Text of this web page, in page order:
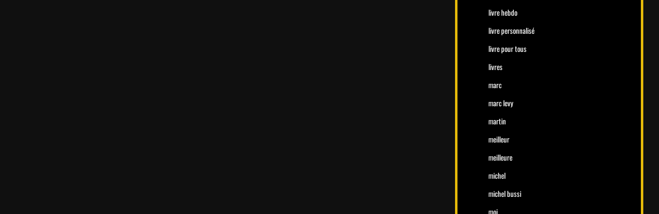
livre hebdo
livre personnalisé
livre pour tous
livres
marc
marc levy
martin
meilleur
meilleure
michel
michel bussi
moi